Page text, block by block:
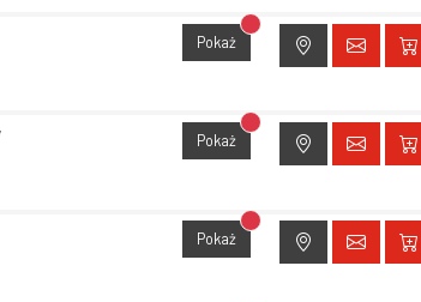
Pokaż Brak dostępu do lokalizacji
Pokaż Brak dostępu do lokalizacji
Pokaż Brak dostępu do lokalizacji